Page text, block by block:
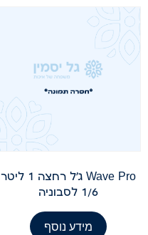
Wave Pro ג'ל רחצה 1 ליטר
1/6 לסבוניה
מידע נוסף